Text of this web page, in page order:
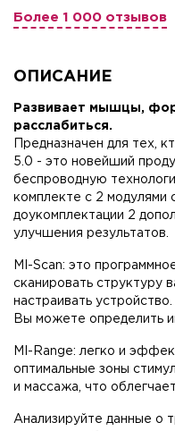
Более 1 000 отзывов
ОПИСАНИЕ
Развивает мышцы,
расслабиться.
Предназначен для тех,
5.0 - это новейший
беспроводную
комплекте с 2 модулями
доукомплектации 2
улучшения результатов.
MI-Scan: это
сканировать структуру
настраивать устройство.
Вы можете определить
MI-Range: легко и
оптимальные зоны
и массажа, что
Анализируйте данные о